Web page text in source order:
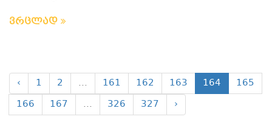
ვრცლად
‹ 1 2 ... 161 162 163 164
165
166
167 ... 326 327 ›